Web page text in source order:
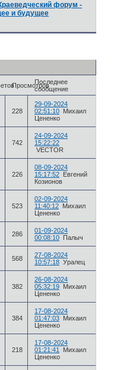
форум -
и будущее
ПросмотровПоследнее
сообщение
228
29-09-2024
02:51:10 Михаил
Цененко
742
24-09-2024
15:22:22
VECTOR
226
08-09-2024
15:17:52 Евгений
Козионов
523
02-09-2024
11:40:12 Михаил
Цененко
286
01-09-2024
00:08:10 Палыч
568
27-08-2024
10:57:18 Уралец
382
26-08-2024
05:32:19 Михаил
Цененко
384
17-08-2024
01:47:03 Михаил
Цененко
218
17-08-2024
01:21:41
Михаил
Цененко